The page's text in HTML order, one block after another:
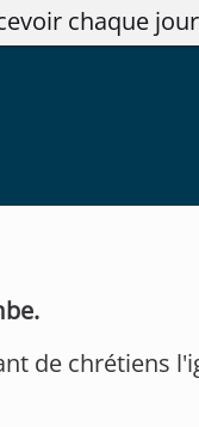
chaque
de chrétiens